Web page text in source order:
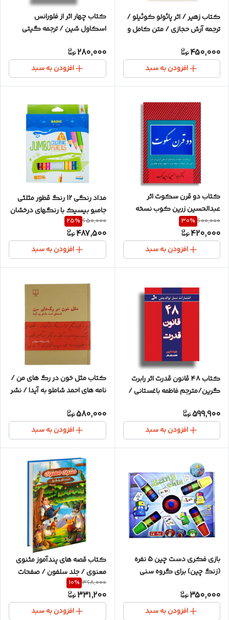
کتاب زهیر / اثر پائولو کوئیلو /
ترجمه آرش حجازی / متن کامل و
450,000
افزودن به سبد
کتاب چهار اثر از فلورانس
اسکاول شین / ترجمه گیتی
ترجمه
280,000
افزودن به سبد
کتاب دو قرن سکوت اثر
عبدالحسین زرین کوب نسخه
متن کامل و بدون سانسور
600,000
30%
420,000
افزودن به سبد
مداد رنگی 12 رنگ قطور مثلثی
جامبو بیسیک با رنگهای درخشان
650,000
25%
487,500
افزودن به سبد
کتاب ۴۸ قانون قدرت اثر رابرت
گرین/مترجم فاطمه باغستانی /
کامل / کاغذ سفید / بهترین و
کامل ترین ترجمه
599,900
افزودن به سبد
کتاب مثل خون در رگ های من /
نامه های احمد شاملو به آیدا / نشر
580,000
افزودن به سبد
بازی فکری دست چین 5 نفره
(زنگ چین) برای گروه سنی
350,000
افزودن به سبد
کتاب قصه های پندآموز مثنوی
معنوی / جلد سلفون / صفحات
مصور رنگی / برای گروه سنی
کودک و نوجوان
368,000
10%
331,200
افزودن به سبد